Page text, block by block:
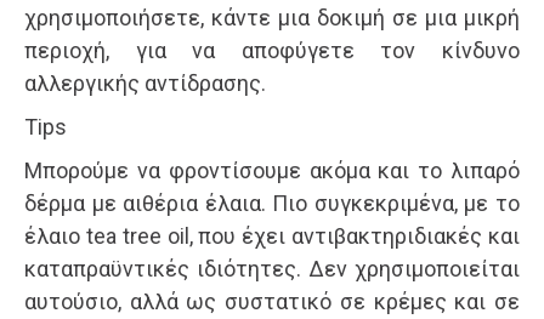
χρησιμοποιήσετε, κάντε μια δοκιμή σε μια μικρή
περιοχή, για να αποφύγετε τον κίνδυνο
αλλεργικής αντίδρασης.
Τips
Μπορούμε να φροντίσουμε ακόμα και το λιπαρό
δέρμα με αιθέρια έλαια. Πιο συγκεκριμένα, με το
έλαιο tea tree oil, που έχει αντιβακτηριδιακές και
καταπραϋντικές ιδιότητες. Δεν χρησιμοποιείται
αυτούσιο, αλλά ως συστατικό σε κρέμες και σε